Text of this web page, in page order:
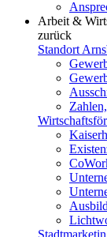
Arbeit &
zurück
Standort